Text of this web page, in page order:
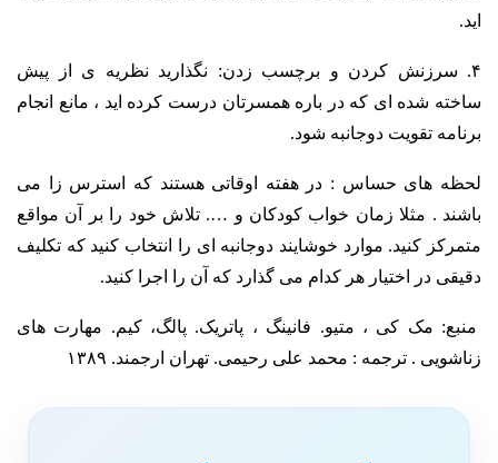
اید.
۴. سرزنش کردن و برچسب زدن: نگذارید نظریه ی از پیش
ساخته شده ای که در باره همسرتان درست کرده اید ، مانع انجام
برنامه تقویت دوجانبه شود.
لحظه های حساس : در هفته اوقاتی هستند که استرس زا می
باشند . مثلا زمان خواب کودکان و …. تلاش خود را بر آن مواقع
متمرکز کنید. موارد خوشایند دوجانبه ای را انتخاب کنید که تکلیف
دقیقی در اختیار هر کدام می گذارد که آن را اجرا کنید.
منبع: مک کی ، متیو. فانینگ ، پاتریک. پالگ، کیم. مهارت های
زناشویی . ترجمه : محمد علی رحیمی. تهران ارجمند. ۱۳۸۹